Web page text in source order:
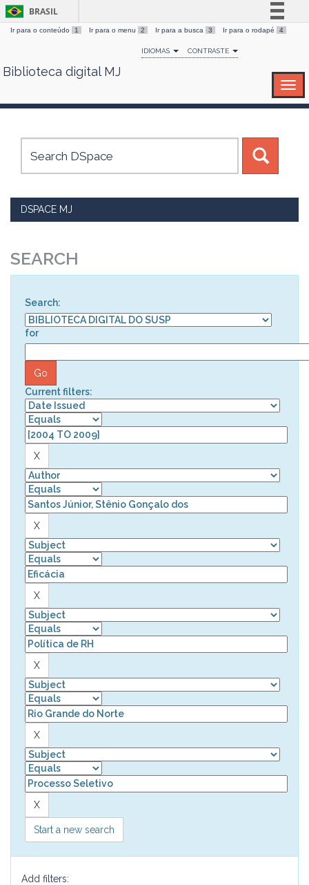
Skip
BRASIL
Simplifique!
Comunica BR
Canais
Ir para o conteúdo 1 Ir para o menu 2 Ir para a busca 3 Ir para o rodapé 4
IDIOMAS CONTRASTE
Biblioteca digital MJ
DSPACE MJ
SEARCH
Search:
for
Current filters:
Start a new search
Add filters: